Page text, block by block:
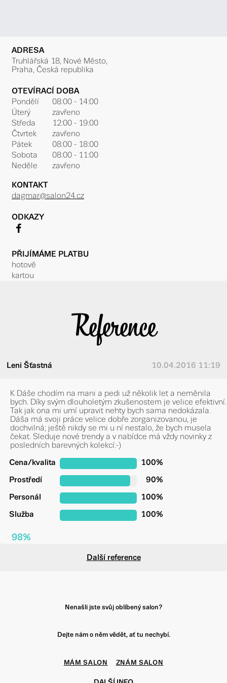
ADRESA
Truhlářská 18, Nové Město,
Praha, Česká republika
OTEVÍRACÍ DOBA
Pondělí
08:00 - 14:00
Úterý
zavřeno
Středa
12:00 - 19:00
Čtvrtek
zavřeno
Pátek
08:00 - 18:00
Sobota
08:00 - 11:00
Neděle
zavřeno
KONTAKT
dagmar@salon24.cz
ODKAZY
f
PŘIJÍMÁME PLATBU
hotově
kartou
Reference
Leni Šťastná 10.04.2016 11:19
K Dáše chodím na mani a pedi už několik let a neměnila
bych. Díky svým dlouholetým zkušenostem je velice efektivní.
Tak jak ona mi umí upravit nehty bych sama nedokázala.
Dáša má svoji práce velice dobře zorganizovanou, je
dochvilná; ještě nikdy se mi u ní nestalo, že bych musela
čekat. Sleduje nové trendy a v nabídce má vždy novinky z
posledních barevných kolekcí:-)
Cena/kvalita
100%
Prostředí
90%
Personál
100%
Služba
100%
98%
Další reference
Nenašli jste svůj oblíbený salon?
Dejte nám o něm vědět, ať tu nechybí.
MÁM SALON ZNÁM SALON